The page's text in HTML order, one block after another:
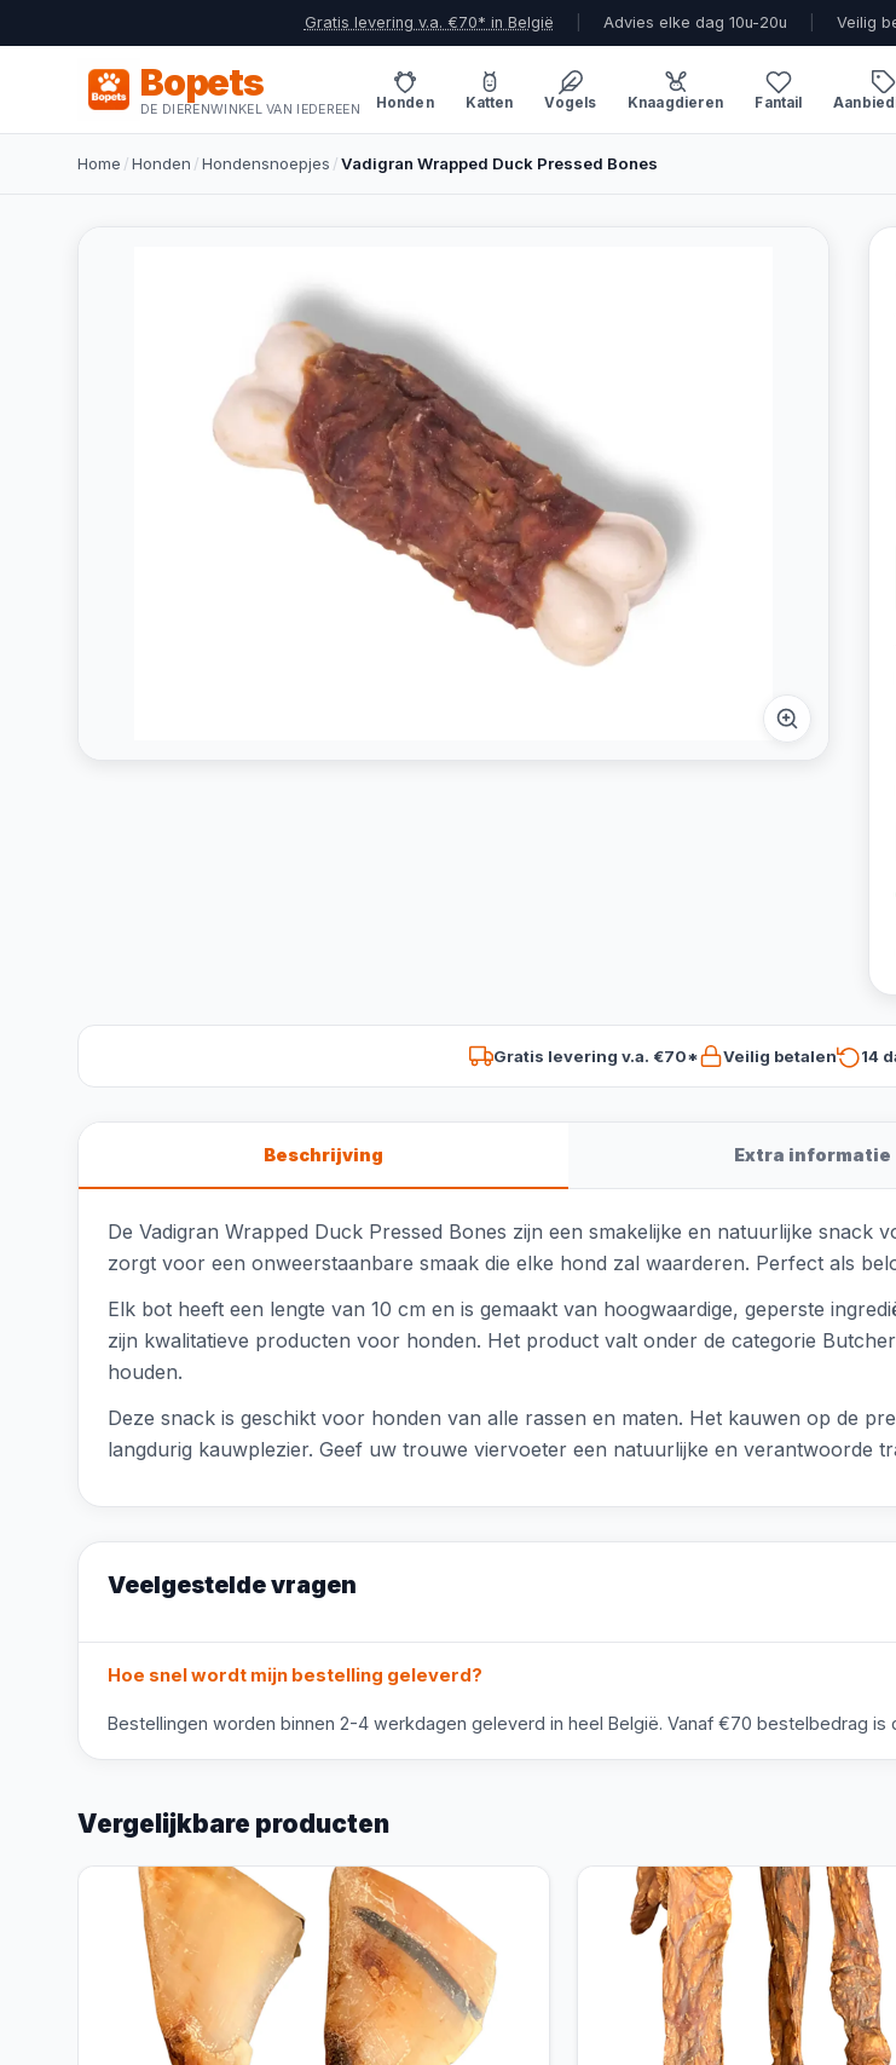
Gratis levering v.a. €70* in België Advies elke dag 10u-20u Veilig
Bopets
DE DIERENWINKEL VAN IEDEREEN Honden Katten Vogels Knaagdieren Fantail
Home /Honden /Hondensnoepjes /Vadigran Wrapped Duck Pressed Bones
Gratis levering v.a. €70* Veilig betalen 14
Beschrijving Extra informatie
De Vadigran Wrapped Duck Pressed Bones zijn een smakelijke en natuurlijke
zorgt voor een onweerstaanbare smaak die elke hond zal waarderen. Perfect als
Elk bot heeft een lengte van 10 cm en is gemaakt van hoogwaardige, geperste
zijn kwalitatieve producten voor honden. Het product valt onder de categorie
houden.
Deze snack is geschikt voor honden van alle rassen en maten. Het kauwen op de
langdurig kauwplezier. Geef uw trouwe viervoeter een natuurlijke en verantwoorde
Veelgestelde vragen
Hoe snel wordt mijn bestelling geleverd?
Bestellingen worden binnen 2-4 werkdagen geleverd in heel België. Vanaf €70 bestelbedrag
Vergelijkbare producten